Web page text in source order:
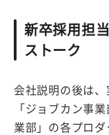
新卒採用担
ストーク
会社説明の後は
「ジョブカン事
業部」の各プロ